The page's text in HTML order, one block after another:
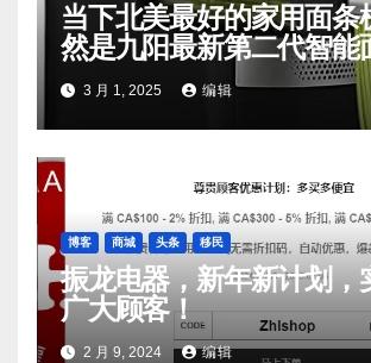
当下北美最好的家用面条
然是九阳最新第二代智能
L203 月 1, 2025 编辑
博客 商城 头条 移民
振龙电器，新年新计划，
广大顾客！
2 月 9, 2024 编辑